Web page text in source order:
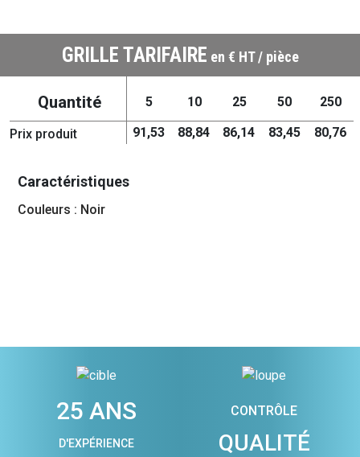
GRILLE TARIFAIRE en € HT / pièce
Quantité 5 10 25 50 250
Prix produit 91,53 88,84 86,14 83,45 80,76
Caractéristiques
Couleurs : Noir
25 ANS
D'EXPÉRIENCE
CONTRÔLE
QUALITÉ